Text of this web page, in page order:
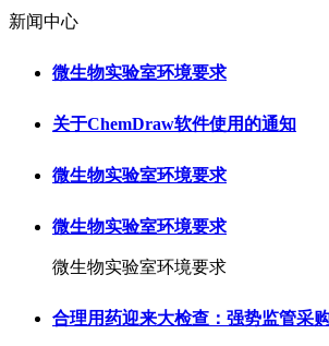
新闻中心
微生物实验室环境要求
关于ChemDraw软件使用的通知
微生物实验室环境要求
微生物实验室环境要求
微生物实验室环境要求
合理用药迎来大检查：强势监管采